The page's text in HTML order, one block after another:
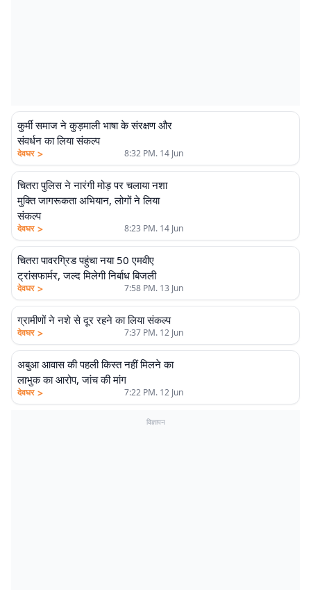
कुर्मी समाज ने कुड़माली भाषा के संरक्षण और
संवर्धन का लिया संकल्प
देवघर > 8:32 PM. 14 Jun
चितरा पुलिस ने नारंगी मोड़ पर चलाया नशा
मुक्ति जागरूकता अभियान, लोगों ने लिया
संकल्प
देवघर > 8:23 PM. 14 Jun
चितरा पावरग्रिड पहुंचा नया 50 एमवीए
ट्रांसफार्मर, जल्द मिलेगी निर्बाध बिजली
देवघर > 7:58 PM. 13 Jun
ग्रामीणों ने नशे से दूर रहने का लिया संकल्प
देवघर > 7:37 PM. 12 Jun
अबुआ आवास की पहली किस्त नहीं मिलने का
लाभुक का आरोप, जांच की मांग
देवघर > 7:22 PM. 12 Jun
विज्ञापन